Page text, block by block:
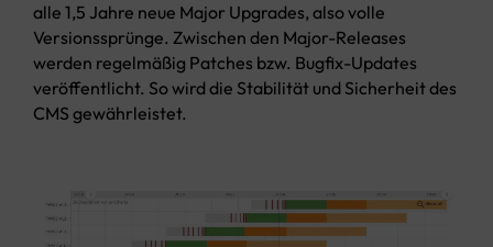
alle 1,5 Jahre neue Major Upgrades, also volle
Versionssprünge. Zwischen den Major-Releases
werden regelmäßig Patches bzw. Bugfix-Updates
veröffentlicht. So wird die Stabilität und Sicherheit des
CMS gewährleistet.